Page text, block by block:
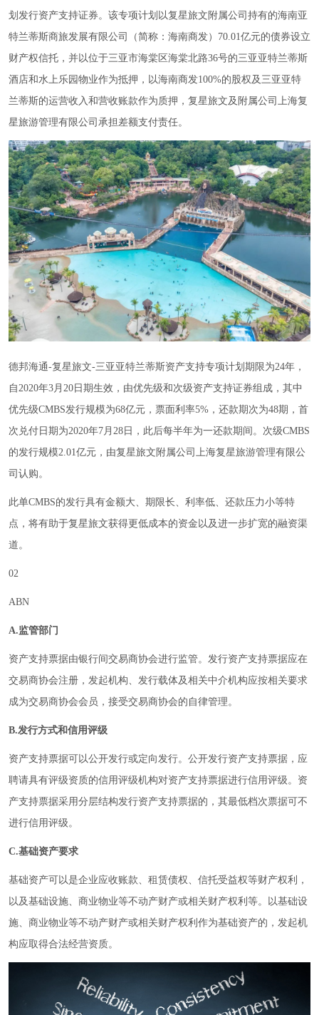
划发行资产支持证券。该专项计划以复星旅文附属公司持有的海南亚
特兰蒂斯商旅发展有限公司（简称：海南商发）70.01亿元的债券设立
财产权信托，并以位于三亚市海棠区海棠北路36号的三亚亚特兰蒂斯
酒店和水上乐园物业作为抵押，以海南商发100%的股权及三亚亚特
兰蒂斯的运营收入和营收账款作为质押，复星旅文及附属公司上海复
星旅游管理有限公司承担差额支付责任。
德邦海通-复星旅文-三亚亚特兰蒂斯资产支持专项计划期限为24年，
自2020年3月20日期生效，由优先级和次级资产支持证券组成，其中
优先级CMBS发行规模为68亿元，票面利率5%，还款期次为48期，首
次兑付日期为2020年7月28日，此后每半年为一还款期间。次级CMBS
的发行规模2.01亿元，由复星旅文附属公司上海复星旅游管理有限公
司认购。
此单CMBS的发行具有金额大、期限长、利率低、还款压力小等特
点，将有助于复星旅文获得更低成本的资金以及进一步扩宽的融资渠
道。
02
ABN
A.监管部门
资产支持票据由银行间交易商协会进行监管。发行资产支持票据应在
交易商协会注册，发起机构、发行载体及相关中介机构应按相关要求
成为交易商协会会员，接受交易商协会的自律管理。
B.发行方式和信用评级
资产支持票据可以公开发行或定向发行。公开发行资产支持票据，应
聘请具有评级资质的信用评级机构对资产支持票据进行信用评级。资
产支持票据采用分层结构发行资产支持票据的，其最低档次票据可不
进行信用评级。
C.基础资产要求
基础资产可以是企业应收账款、租赁债权、信托受益权等财产权利，
以及基础设施、商业物业等不动产财产或相关财产权利等。以基础设
施、商业物业等不动产财产或相关财产权利作为基础资产的，发起机
构应取得合法经营资质。